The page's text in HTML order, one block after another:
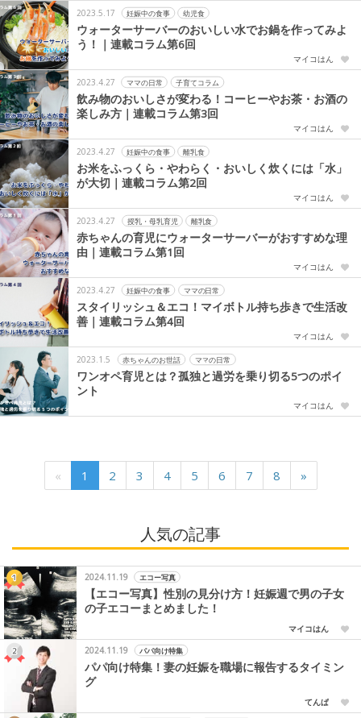
2023.5.17 妊娠中の食事 幼児食
ウォーターサーバーのおいしい水でお鍋を作ってみよ
う！｜連載コラム第6回
マイコはん
2023.4.27 ママの日常 子育てコラム
飲み物のおいしさが変わる！コーヒーやお茶・お酒の
楽しみ方｜連載コラム第3回
マイコはん
2023.4.27 妊娠中の食事 離乳食
お米をふっくら・やわらく・おいしく炊くには「水」
が大切｜連載コラム第2回
マイコはん
2023.4.27 授乳・母乳育児 離乳食
赤ちゃんの育児にウォーターサーバーがおすすめな理
由｜連載コラム第1回
マイコはん
2023.4.27 妊娠中の食事 ママの日常
スタイリッシュ＆エコ！マイボトル持ち歩きで生活改
善｜連載コラム第4回
マイコはん
2023.1.5 赤ちゃんのお世話 ママの日常
ワンオペ育児とは？孤独と過労を乗り切る5つのポイ
ント
マイコはん
« 1 2 3 4 5 6 7 8 »
人気の記事
2024.11.19 エコー写真
【エコー写真】性別の見分け方！妊娠週で男の子女
の子エコーまとめました！
マイコはん
2024.11.19
パパ向け特集
パパ向け特集！妻の妊娠を職場に報告するタイミン
グ
てんぱ